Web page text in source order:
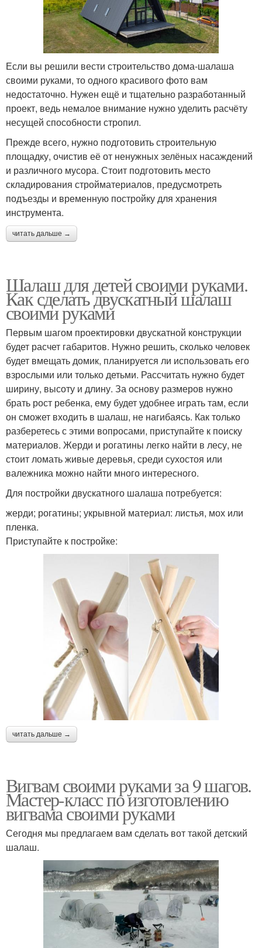
Если вы решили вести строительство дома-шалаша
своими руками, то одного красивого фото вам
недостаточно. Нужен ещё и тщательно разработанный
проект, ведь немалое внимание нужно уделить расчёту
несущей способности стропил.
Прежде всего, нужно подготовить строительную
площадку, очистив её от ненужных зелёных насаждений
и различного мусора. Стоит подготовить место
складирования стройматериалов, предусмотреть
подъезды и временную постройку для хранения
инструмента.
читать дальше →
Шалаш для детей своими руками.
Как сделать двускатный шалаш
своими руками
Первым шагом проектировки двускатной конструкции
будет расчет габаритов. Нужно решить, сколько человек
будет вмещать домик, планируется ли использовать его
взрослыми или только детьми. Рассчитать нужно будет
ширину, высоту и длину. За основу размеров нужно
брать рост ребенка, ему будет удобнее играть там, если
он сможет входить в шалаш, не нагибаясь. Как только
разберетесь с этими вопросами, приступайте к поиску
материалов. Жерди и рогатины легко найти в лесу, не
стоит ломать живые деревья, среди сухостоя или
валежника можно найти много интересного.
Для постройки двускатного шалаша потребуется:
жерди; рогатины; укрывной материал: листья, мох или
пленка.
Приступайте к постройке:
читать дальше →
Вигвам своими руками за 9 шагов.
Мастер-класс по изготовлению
вигвама своими руками
Сегодня мы предлагаем вам сделать вот такой детский
шалаш.